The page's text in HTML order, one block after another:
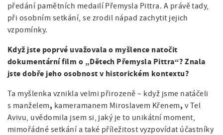
předání pamětních medailí Přemysla Pittra. A právě tady,
při osobním setkání, se zrodil nápad zachytit jejich
vzpomínky.
Když jste poprvé uvažovala o myšlence natočit
dokumentární film o „Dětech Přemysla Pittra“? Znala
jste dobře jeho osobnost v historickém kontextu?
Ta myšlenka vznikla velmi přirozeně – když jsme natáčeli
s manželem, kameramanem Miroslavem Křenem, v Tel
Avivu, uvědomila jsem si, jaký je to unikátní moment,
mimořádné setkání a také příležitost vyzpovídat účastníky